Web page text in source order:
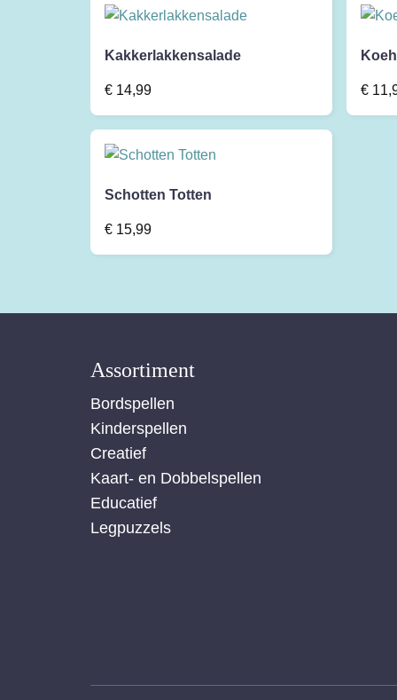
Kakkerlakkensalade
€ 14,99 €
Schotten Totten
€ 15,99
Assortiment
Bordspellen
Kinderspellen
Creatief
Kaart- en Dobbelspellen
Educatief
Legpuzzels